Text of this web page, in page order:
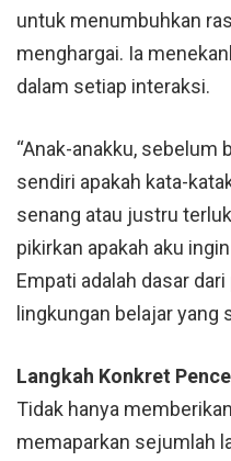
untuk menumbuhkan
menghargai. Ia
dalam setiap interaksi.
“Anak-anakku, sebelum
sendiri apakah kata-
senang atau justru
pikirkan apakah aku
Empati adalah dasar
lingkungan belajar yang
Langkah Konkret
Tidak hanya
memaparkan sejumlah